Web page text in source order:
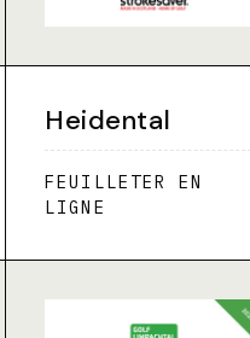
Heidental
FEUILLETER EN
LIGNE